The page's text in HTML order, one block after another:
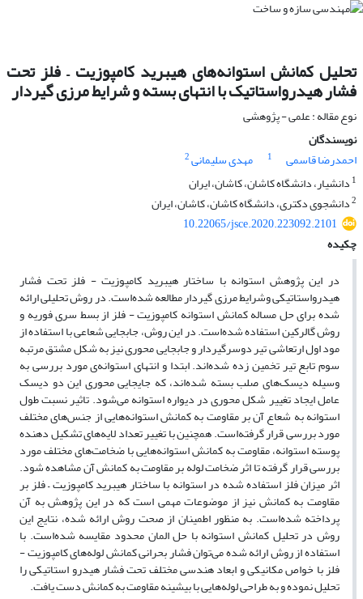
تحلیل کمانش استوانه‌های هیبرید کامپوزیت – فلز تحت
فشار هیدرواستاتیک با انتهای بسته و شرایط مرزی گیردار
نوع مقاله : علمی - پژوهشی
نویسندگان
احمدرضا قاسمی
1 مهدی سلیمانی2
1 دانشیار، دانشگاه کاشان، کاشان، ایران
2دانشجوی دکتری، دانشگاه کاشان، کاشان، ایران
10.22065/jsce.2020.223092.2101
چکیده
در این پژوهش استوانه با ساختار هیبرید کامپوزیت - فلز تحت فشار
هیدرواستاتیکی وشرایط مرزی گیردار مطالعه شده‌است. در روش تحلیلی ارائه
شده برای حل مساله کمانش استوانه کامپوزیت - فلز از بسط سری فوریه و
روش گالرکین استفاده شده‌است. در این روش، جابجایی شعاعی با استفاده از
مود اول ارتعاشی تیر دوسرگیردار و جابجایی محوری نیز به شکل مشتق مرتبه
سوم تابع تیر تخمین زده شده‌اند. ابتدا و انتهای استوانه‌ی مورد بررسی به
وسیله دیسک‌های صلب بسته شده‌اند، که جایجایی محوری این دو دیسک
عامل ایجاد تغییر شکل محوری در دیواره استوانه می‌شود. تاثیر نسبت طول
استوانه به شعاع آن بر مقاومت به کمانش استوانه‌هایی از جنس‌های مختلف
مورد بررسی قرار گرفته‌است. همچنین با تغییر تعداد لایه‌های تشکیل دهنده
پوسته استوانه، مقاومت به کمانش استوانه‌هایی با ضخامت‌های مختلف مورد
بررسی قرار گرفته تا اثر ضخامت لوله بر مقاومت به کمانش آن مشاهده شود.
اثر میزان فلز استفاده شده در استوانه با ساختار هیبرید کامپوزیت – فلز بر
مقاومت به کمانش نیز از موضوعات مهمی است که در این پژوهش به آن
پرداخته شده‌است. به منظور اطمینان از صحت روش ارائه شده، نتایج این
روش در تحلیل کمانش استوانه با حل المان محدود مقایسه شده‌است. با
استفاده از روش ارائه شده می‌توان فشار بحرانی کمانش لوله‌های کامپوزیت -
فلز با خواص مکانیکی و ابعاد هندسی مختلف تحت فشار هیدرو استاتیکی را
تحلیل نموده و به طراحی لوله‌هایی با بیشینه مقاومت به کمانش دست یافت.